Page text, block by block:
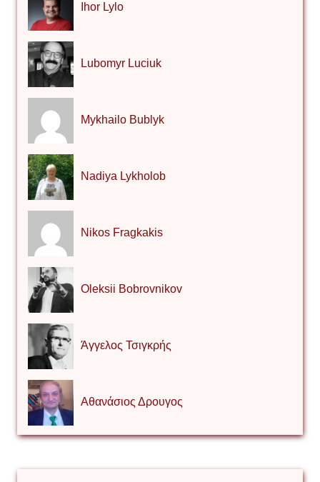
Ihor Lylo
Lubomyr Luciuk
Mykhailo Bublyk
Nadiya Lykholob
Nikos Fragkakis
Oleksii Bobrovnikov
Άγγελος Τσιγκρής
Αθανάσιος Δρουγος